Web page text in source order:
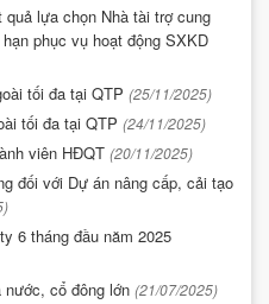
lựa chọn Nhà tài trợ cung
phục vụ hoạt động SXKD
tối đa tại QTP (25/11/2025)
tối đa tại QTP (24/11/2025)
viên HĐQT (20/11/2025)
đối với Dự án nâng cấp, cải tạo
6 tháng đầu năm 2025
nước, cổ đông lớn (21/07/2025)